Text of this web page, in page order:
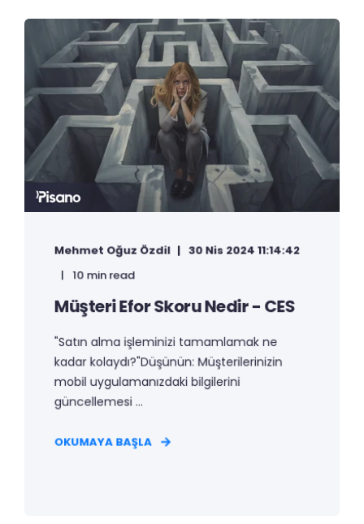
Mehmet Oğuz Özdil
30 Nis 2024 11:14:42
10 min read
Müşteri Efor Skoru Nedir - CES
"Satın alma işleminizi tamamlamak ne
kadar kolaydı?"Düşünün: Müşterilerinizin
mobil uygulamanızdaki bilgilerini
güncellemesi ...
OKUMAYA BAŞLA